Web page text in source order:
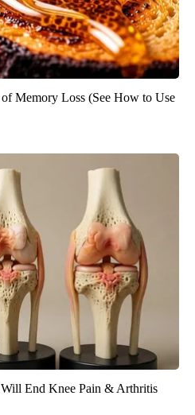
Memory Loss (See How to Use
End Knee Pain & Arthritis